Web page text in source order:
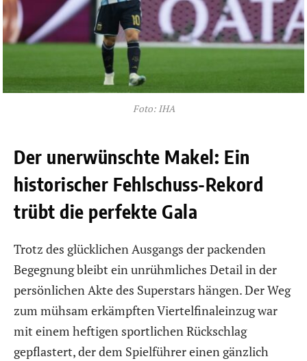
Foto: IHA
Der unerwünschte Makel: Ein
historischer Fehlschuss-Rekord
trübt die perfekte Gala
Trotz des glücklichen Ausgangs der packenden
Begegnung bleibt ein unrühmliches Detail in der
persönlichen Akte des Superstars hängen. Der Weg
zum mühsam erkämpften Viertelfinaleinzug war
mit einem heftigen sportlichen Rückschlag
gepflastert, der dem Spielführer einen gänzlich